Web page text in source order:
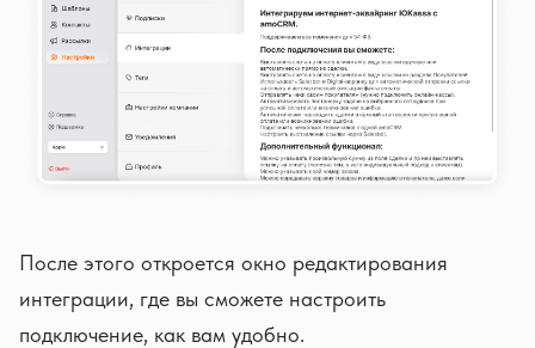
После этого откроется окно редактирования
интеграции, где вы сможете настроить
подключение, как вам удобно.